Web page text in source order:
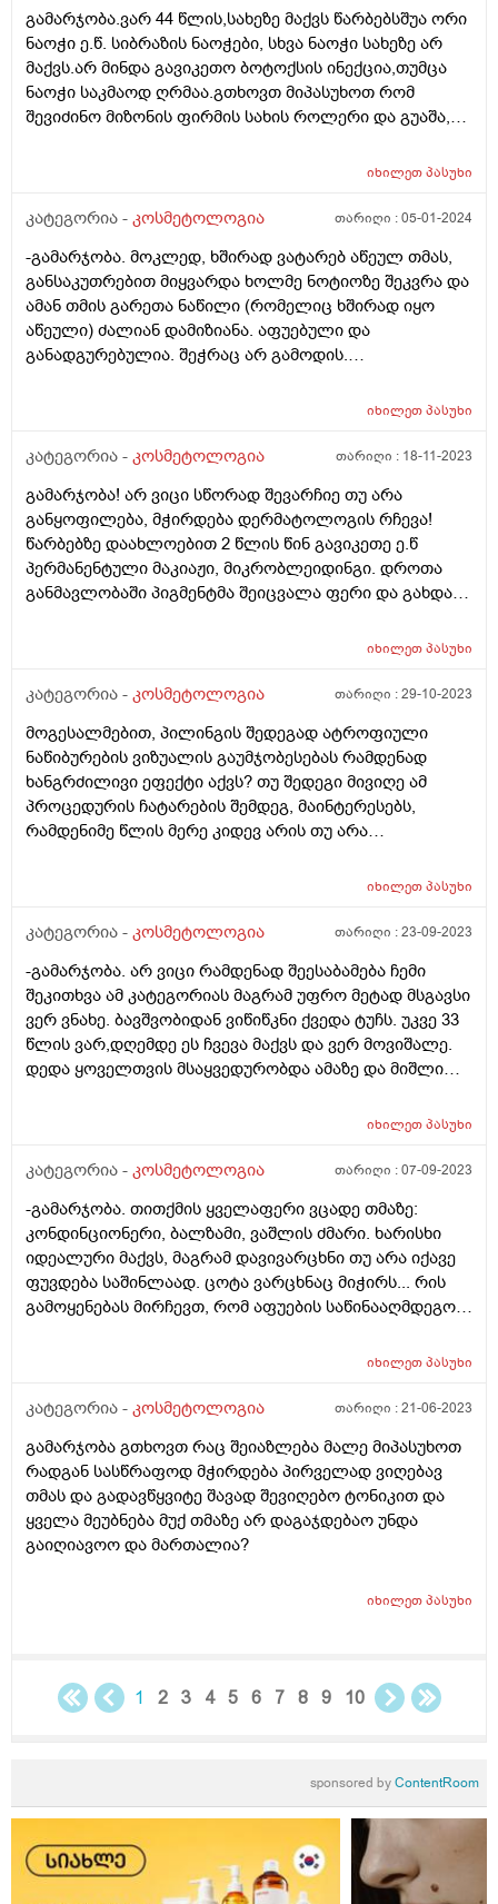
არსად არ მაქვს, თუ არ დავიტენიანე სულ
გამომშრალია ჩემი კანი. პერიოდულად გამომდის
შუბლზე ან სხვა ადგილებში აკნესთვის
დამახასიათებელი თითო გამონყარი, რასთან მაქვს
საქმე და არასწორად ვუვლი მშრალი კანისთვის რომ
გამარჯობა.ვარ 44 წლის,სახეზე მაქვს წარბებსშუა ორი
ნაოჭი ე.წ. სიბრაზის ნაოჭები, სხვა ნაოჭი სახეზე არ
მაქვს.არ მინდა გავიკეთო ბოტოქსის ინექცია,თუმცა
ნაოჭი საკმაოდ ღრმაა.გთხოვთ მიპასუხოთ რომ
შევიძინო მიზონის ფირმის სახის როლერი და გუაშა,
ინტენსიური გამოყენებით? ცოტა მაინც..თუ არ აქვს
იხილეთპასუხი
კატეგორია - კოსმეტოლოგია თარიღი :05-01-2024
-გამარჯობა. მოკლედ, ხშირად ვატარებ აწეულ თმას,
განსაკუთრებით მიყვარდა ხოლმე ნოტიოზე შეკვრა და
ამან თმის გარეთა ნაწილი (რომელიც ხშირად იყო
აწეული) ძალიან დამიზიანა. აფუებული და
განადგურებულია. შეჭრაც არ გამოდის.
ჟელატინის ნიღაბი და ასევე კვერცხის გულის
ნამდვილად? ტყუილი დროის კარგვა ხომ არ იქნება ან
თმა?
იხილეთპასუხი
კატეგორია - კოსმეტოლოგია თარიღი : 18-11-2023
გამარჯობა! არ ვიცი სწორად შევარჩიე თუ არა
განყოფილება, მჭირდება დერმატოლოგის რჩევა!
წარბებზე დაახლოებით 2 წლის წინ გავიკეთე ე.წ
პერმანენტული მაკიაჟი, მიკრობლეიდინგი. დროთა
განმავლობაში პიგმენტმა შეიცვალა ფერი და გახდა
მოშორება. პირველი პროცედურის მერე უკვე მაქვს
გაქრა მაგრამ პრობლემა ისაა რომ ამის ადგილზე
გამირკვევია ნაწიბურებია თუ პიგმენტს აქვს ფერი
შეცვლილი. ინტერნეტში ვცადე ინფორმაციის მოძიება
და როგორც გავიგე ამას შეიძლება ერქვას ე.წ “PIH“
რაც ქართულად არ ვიცი როგორ ითარგმნება თუმცა
არის ლაქის სახეობა რომელიც ჩნდება კაპილარების
დაზიანდა კაპილარები, ამის გამო თუ მაქვს ეს
დერმატოლოგიურად რამდენად შესაძლებელია მისი
მკურნალობა და მოშორება? არსებობს შანსი იმის,
რომ ამგვარი ლაქა/შრამი/ნაწიბურები გაქრეს და კანმა
ბუნებრივი იერი დაიბრუნოს?
იხილეთპასუხი
კატეგორია - კოსმეტოლოგია თარიღი :29-10-2023
მოგესალმებით, პილინგის შედეგად ატროფიული
ნაწიბურების ვიზუალის გაუმჯობესებას რამდენად
ხანგრძილივი ეფექტი აქვს? თუ შედეგი მივიღე ამ
პროცედურის ჩატარების შემდეგ, მაინტერესებს,
რამდენიმე წლის მერე კიდევ არის თუ არა
შენარჩუნდება და ნაწიბურების ვიზუალი გარკვეული
იხილეთპასუხი
კატეგორია - კოსმეტოლოგია თარიღი :23-09-2023
-გამარჯობა. არ ვიცი რამდენად შეესაბამება ჩემი
შეკითხვა ამ კატეგორიას მაგრამ უფრო მეტად მსგავსი
ვერ ვნახე. ბავშვობიდან ვიწიწკნი ქვედა ტუჩს. უკვე 33
წლის ვარ,დღემდე ეს ჩვევა მაქვს და ვერ მოვიშალე.
დედა ყოველთვის მსაყვედურობდა ამაზე და მიშლიდა
მიშლის მაგრამ მაინც ვერ ვეშვები. სისტემატიურად
ხანს მაინც არ წავიღო ხელი ტუჩისკენ მაგრამ ბოლოს
მოვუხერხო? როგორ მოვიცილო ის სქელი,უხეში კანი
ტუჩიდან ისე რომ მეორედ აღარ მქონდეს
მოსაცილებელი. ვისაც შევხედავ ყველას ისეთი ტუჩები
აქვთ ზუსტად ვიცი რომ არ იწიწკნიან. მე კიდევ
დამსკდარი,ზოგჯერ სისხლიანიც,ეშხში რომ შევალ
პრობლემას? გთხოვთ დამაკვალიანოთ რა გავაკეთო.
დიდი მადლობა
იხილეთპასუხი
კატეგორია - კოსმეტოლოგია თარიღი :07-09-2023
-გამარჯობა. თითქმის ყველაფერი ვცადე თმაზე:
კონდინციონერი, ბალზამი, ვაშლის ძმარი. ხარისხი
იდეალური მაქვს, მაგრამ დავივარცხნი თუ არა იქავე
ფუვდება საშინლაად. ცოტა ვარცხნაც მიჭირს... რის
გამოყენებას მირჩევთ, რომ აფუების საწინააღმდეგოდ
იხილეთპასუხი
კატეგორია - კოსმეტოლოგია თარიღი :21-06-2023
გამარჯობა გთხოვთ რაც შეიაზლება მალე მიპასუხოთ
რადგან სასწრაფოდ მჭირდება პირველად ვიღებავ
თმას და გადავწყვიტე შავად შევიღებო ტონიკით და
ყველა მეუბნება მუქ თმაზე არ დაგაჯდებაო უნდა
გაიღიავოო და მართალია?
იხილეთპასუხი
1 2 3 4 5 6 7 8 9 10
sponsored byContentRoom